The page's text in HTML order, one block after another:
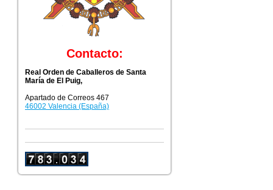
Contacto:
Real Orden de Caballeros de Santa
María de El Puig,
Apartado de Correos 467
46002 Valencia (España)